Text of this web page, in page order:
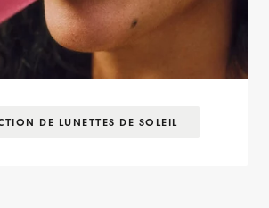
DE LUNETTES DE SOLEIL